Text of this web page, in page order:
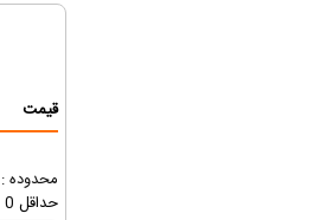
قیمت
محدوده :
0 حداقل